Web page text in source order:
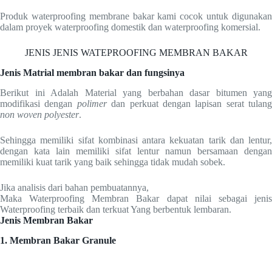
Produk waterproofing membrane bakar kami cocok untuk digunakan
dalam proyek waterproofing domestik dan waterproofing komersial.
JENIS JENIS WATEPROOFING MEMBRAN BAKAR
Jenis Matrial membran bakar dan fungsinya
Berikut ini Adalah Material yang berbahan dasar bitumen yang
modifikasi dengan polimerdan perkuat dengan lapisan serat tulang
non woven polyester.
Sehingga memiliki sifat kombinasi antara kekuatan tarik dan lentur,
dengan kata lain memiliki sifat lentur namun bersamaan dengan
memiliki kuat tarik yang baik sehingga tidak mudah sobek.
Jika analisis dari bahan pembuatannya,
Maka Waterproofing Membran Bakar dapat nilai sebagai jenis
Waterproofing terbaik dan terkuat Yang berbentuk lembaran.
Jenis Membran Bakar
1. Membran Bakar Granule